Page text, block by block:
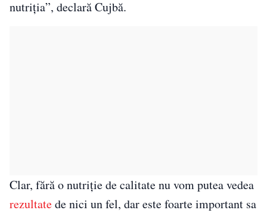
nutriția”, declară Cujbă.
Clar, fără o nutriție de calitate nu vom putea vedea
rezultatede nici un fel, dar este foarte important sa